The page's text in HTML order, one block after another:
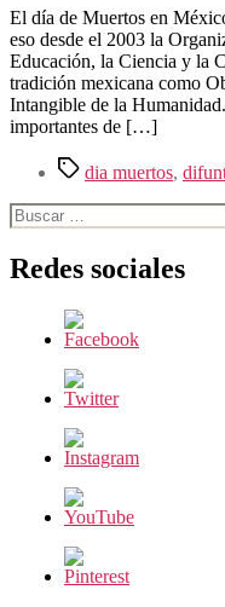
El día de Muertos en
eso desde el 2003 la
Educación, la Ciencia y la
tradición mexicana como
Intangible de la
importantes de […]
Etiquetas
dia muertos,
Buscar:
Redes sociales